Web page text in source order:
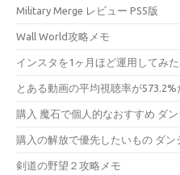
Military Merge レビュー PS5版
Wall World攻略メモ
インスタを1ヶ月ほど運用してみ
とある動画の平均視聴率が573.2%
購入 魔石で個人的なおすすめ ダ
購入の解放で優先したいもの ダ
剣道の野望２攻略メモ